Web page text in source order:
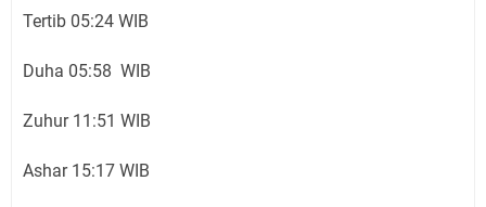
Tertib 05:24 WIB
Duha 05:58 WIB
Zuhur 11:51 WIB
Ashar 15:17 WIB